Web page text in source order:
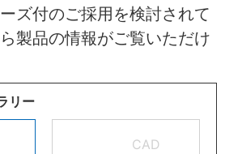
ズ付のご採用を検討されて
製品の情報がご覧いただけ
リー
CAD